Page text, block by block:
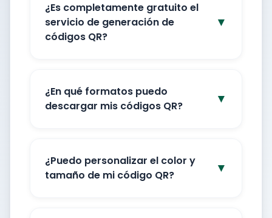
¿Es completamente gratuito el
servicio de generación de
códigos QR?
▼
¿En qué formatos puedo
descargar mis códigos QR?
▼
¿Puedo personalizar el color y
tamaño de mi código QR?
▼